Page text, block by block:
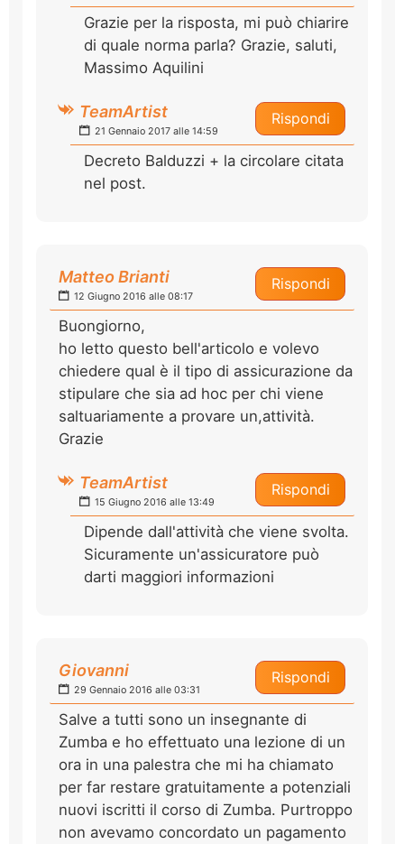
Grazie per la risposta, mi può chiarire
di quale norma parla? Grazie, saluti,
Massimo Aquilini
Rispondi
TeamArtist
21 Gennaio 2017 alle 14:59
Decreto Balduzzi + la circolare citata
nel post.
Rispondi
Matteo Brianti
12 Giugno 2016 alle 08:17
Buongiorno,
ho letto questo bell'articolo e volevo
chiedere qual è il tipo di assicurazione da
stipulare che sia ad hoc per chi viene
saltuariamente a provare un,attività.
Grazie
Rispondi
TeamArtist
15 Giugno 2016 alle 13:49
Dipende dall'attività che viene svolta.
Sicuramente un'assicuratore può
darti maggiori informazioni
Rispondi
Giovanni
29 Gennaio 2016 alle 03:31
Salve a tutti sono un insegnante di
Zumba e ho effettuato una lezione di un
ora in una palestra che mi ha chiamato
per far restare gratuitamente a potenziali
nuovi iscritti il corso di Zumba. Purtroppo
non avevamo concordato un pagamento